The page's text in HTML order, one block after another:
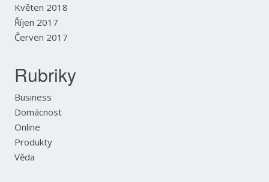
Květen 2018
Říjen 2017
Červen 2017
Rubriky
Business
Domácnost
Online
Produkty
Věda